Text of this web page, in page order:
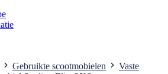
Gebruikte scootmobielen
Vaste